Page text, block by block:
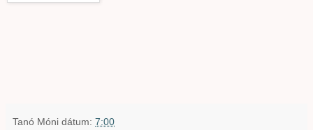
Tanó Móni dátum: 7:00